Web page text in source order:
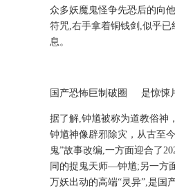
众多妖魔鬼怪争先恐后的向
符咒,右手拿着铜钱剑,似乎
息。
国产恐怖巨制破圈 是惊悚
据了解,钟馗被称为道教俗神
钟馗神像辟邪除灾，从古至
鬼”故事改编,一方面迎合了
同的捉鬼天师—钟馗;另一方
万妖出动的高端“灵异”,是国